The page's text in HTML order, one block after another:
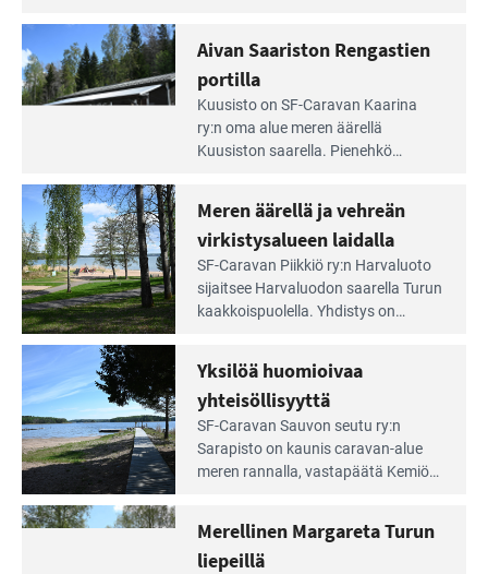
rannalla
pääsee
irti
arjesta
tarjoaa ympäris­töineen kauniit
maisemat ja loistavat virkistäytymis­
mahdollisuudet.
Lue
Saariston
Rengastien
portilla
Aivan Saariston Rengastien
portilla
Kuusisto on SF-Caravan Kaarina
ry:n oma alue meren äärellä
Kuusiston saarella. Pie­nehkö
Lue
Leirintäoppaan
artikkeli:
Meren
äärellä
ja
vehreän
virkistysalueen
laidalla
Meren äärellä ja vehreän
virkistysalueen laidalla
SF-Caravan Piikkiö ry:n Harvaluoto
sijait­see Harvaluodon saarella Turun
kaakkois­puolella. Yhdistys on
virkistysalueesta.
Lue
Leirintäoppaan
artikkeli:
Yksilöä
huomioivaa
yhteisöllisyyttä
Yksilöä huomioivaa
yhteisöllisyyttä
SF-Caravan Sauvon seutu ry:n
Sarapisto on kaunis caravan-alue
meren rannalla, vasta­päätä Kemiön
kymmenen paikkaa ilman sähköä.
Merellinen Margareta Turun
liepeillä